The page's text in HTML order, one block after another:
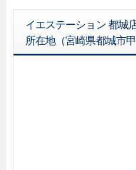
イエステーション 都城
所在地（宮崎県都城市